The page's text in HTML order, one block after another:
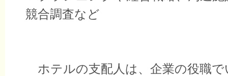
競合調査など
ホテルの支配人は、企業の役職で